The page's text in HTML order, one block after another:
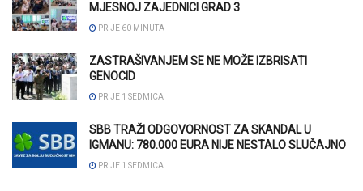
MJESNOJ ZAJEDNICI GRAD 3
PRIJE 60 MINUTA
ZASTRAŠIVANJEM SE NE MOŽE IZBRISATI
GENOCID
PRIJE 1 SEDMICA
SBB TRAŽI ODGOVORNOST ZA SKANDAL U
IGMANU: 780.000 EURA NIJE NESTALO SLUČAJNO
PRIJE 1 SEDMICA